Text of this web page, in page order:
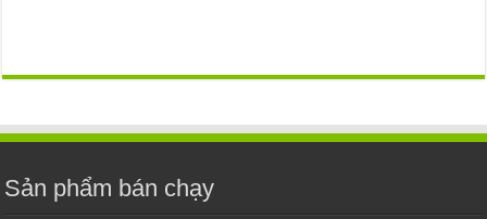
Sản phẩm bán chạy